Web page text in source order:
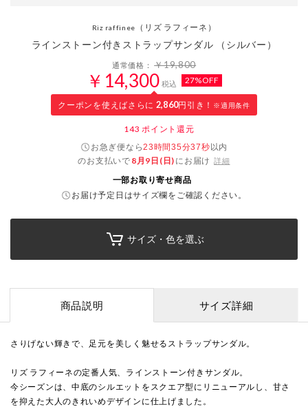
Riz raffinee （リズ ラフィーネ）
ラインストーン付きストラップサンダル （シルバー）
通常価格：￥19,800
￥14,300 税込 27%OFF
クーポンを使えばさらに 2,860円引き！ ※適用条件
143 ポイント還元
お急ぎ便なら23時間35分36秒以内
のお支払いで 8月9日(日) にお届け 詳細
一部お取り寄せ商品
お届け予定日はサイズ欄をご確認ください。
サイズ・色を選ぶ
商品説明 サイズ詳細
さりげない輝きで、足元を美しく魅せるストラップサンダル。
リズ ラフィーネの定番人気、ラインストーン付きサンダル。
今シーズンは、中底のシルエットをスクエア型にリニューアルし、甘さ
を抑えた大人のきれいめデザインに仕上げました。